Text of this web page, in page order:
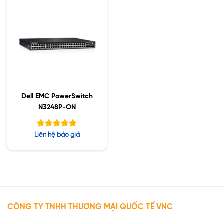
Dell EMC PowerSwitch
N3248P-ON
Được xếp
Liên hệ báo giá
CÔNG TY TNHH THƯƠNG MẠI QUỐC TẾ VNC